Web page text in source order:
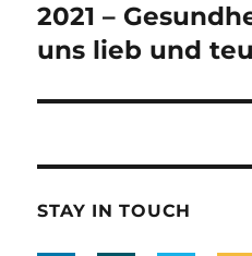
Beitrag:
2021 –
uns lieb und
STAY IN TOUCH